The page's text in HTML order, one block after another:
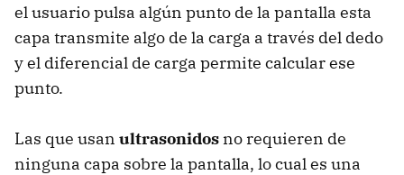
el usuario pulsa algún punto de la pantalla esta
capa transmite algo de la carga a través del dedo
y el diferencial de carga permite calcular ese
punto.
Las que usan ultrasonidos no requieren de
ninguna capa sobre la pantalla, lo cual es una